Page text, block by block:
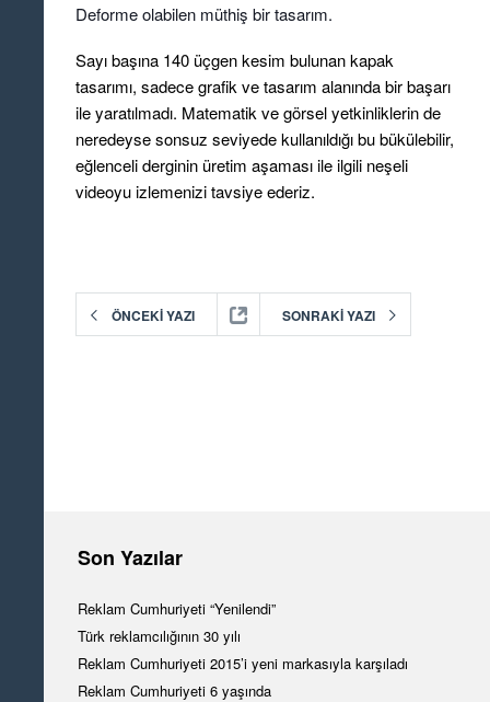
Deforme olabilen müthiş bir tasarım.
Sayı başına 140 üçgen kesim bulunan kapak
tasarımı, sadece grafik ve tasarım alanında bir başarı
ile yaratılmadı. Matematik ve görsel yetkinliklerin de
neredeyse sonsuz seviyede kullanıldığı bu bükülebilir,
eğlenceli derginin üretim aşaması ile ilgili neşeli
videoyu izlemenizi tavsiye ederiz.
ÖNCEKI YAZI SONRAKI YAZI
Son Yazılar
Reklam Cumhuriyeti “Yenilendi”
Türk reklamcılığının 30 yılı
Reklam Cumhuriyeti 2015’i yeni markasıyla karşıladı
Reklam Cumhuriyeti 6 yaşında